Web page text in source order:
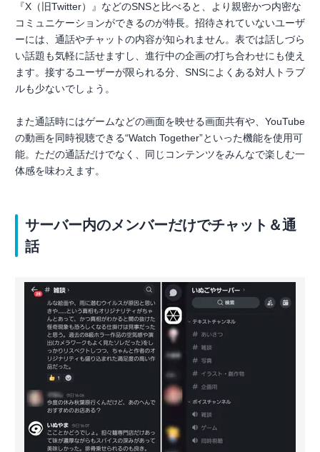
『X（旧Twitter）』などのSNSと比べると、より親密かつ内密な
コミュニケーションができるのが特長。招待されていないユーザ
ーには、通話やチャットの内容が知られません。表では話しづら
い話題も気軽に話せますし、進行中の企画の打ち合わせにも使え
ます。接するユーザーが限られる分、SNSによくある対人トラブ
ルも少ないでしょう。
また通話時にはゲームなどの画面を映せる画面共有や、YouTube
の動画を同時視聴できる“Watch Together”といった機能を使用可
能。ただの通話だけでなく、同じコンテンツをみんなで楽しむ一
体感を味わえます。
サーバー内のメンバーだけでチャット＆通
話